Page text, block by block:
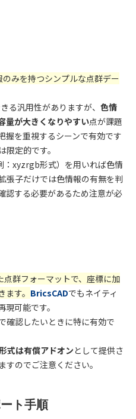
のみを持つシンプルな点群デー
る汎用性がありますが、 色情
量が大きくなりやすい点が課題
握を重視するシーンで有効です
定的です。
xyzrgb形式）を用いれば色情
張子だけでは色情報の有無を判
認する必要があるため注意が必
点群フォーマットで、座標に加
す。 BricsCADでもネイティ
可能です。
確認したいときに特に有効で
式は有償アドオンとして提供さ
のでご注意ください。
ト手順